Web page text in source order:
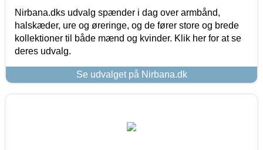
Nirbana.dks udvalg spænder i dag over armbånd,
halskæder, ure og øreringe, og de fører store og brede
kollektioner til både mænd og kvinder. Klik her for at se
deres udvalg.
Se udvalget på Nirbana.dk